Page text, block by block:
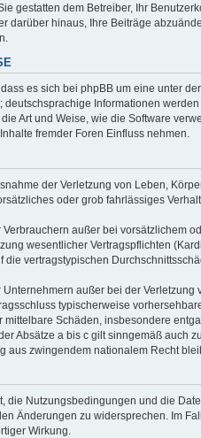
gestatten dem Betreiber, Ihr
darüber hinaus, Ihre Beiträge
es sich bei phpBB um eine unter der
deutschsprachige Informationen
Art und Weise, wie die Software
fremder Foren Einfluss nehmen.
der Verletzung von Leben,
oder grob fahrlässiges
außer bei vorsätzlichem
wesentlicher Vertragspflichten
die vertragstypischen
außer bei der
typischerweise
mittelbare Schäden, insbesondere
Absätze a bis c gilt sinngemäß auch
aus zwingendem nationalem Recht
die Nutzungsbedingungen und die
Änderungen zu widersprechen. Im
Wirkung.